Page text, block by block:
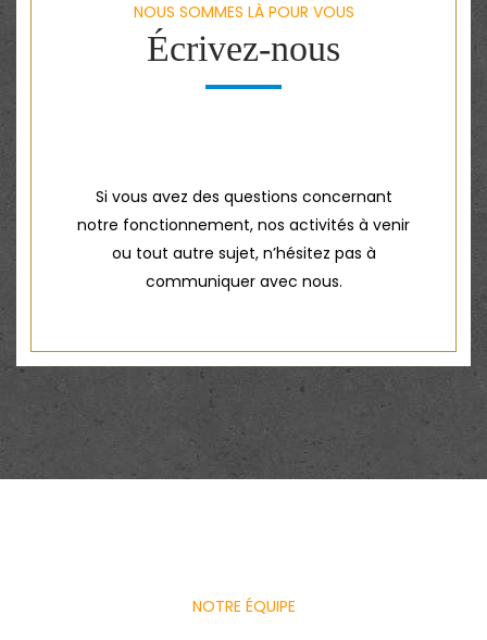
NOUS SOMMES LÀ POUR VOUS
Écrivez-nous
Si vous avez des questions concernant
notre fonctionnement, nos activités à venir
ou tout autre sujet, n’hésitez pas à
communiquer avec nous.
NOTRE ÉQUIPE